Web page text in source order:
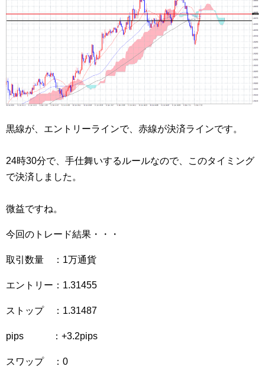
黒線が、エントリーラインで、赤線が決済ラインです。
24時30分で、手仕舞いするルールなので、このタイミング
で決済しました。
微益ですね。
今回のトレード結果・・・
取引数量 ：1万通貨
エントリー：1.31455
ストップ ：1.31487
pips ：+3.2pips
スワップ ：0